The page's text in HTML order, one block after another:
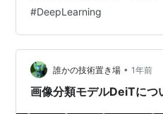
github.com データセットの
したデータを使用すること
際に実行した内容をこちら
使用したデータは以下になり
#DeepLearning
誰かの技術置き場 • 1年前
画像分類モデルDeiTにつ